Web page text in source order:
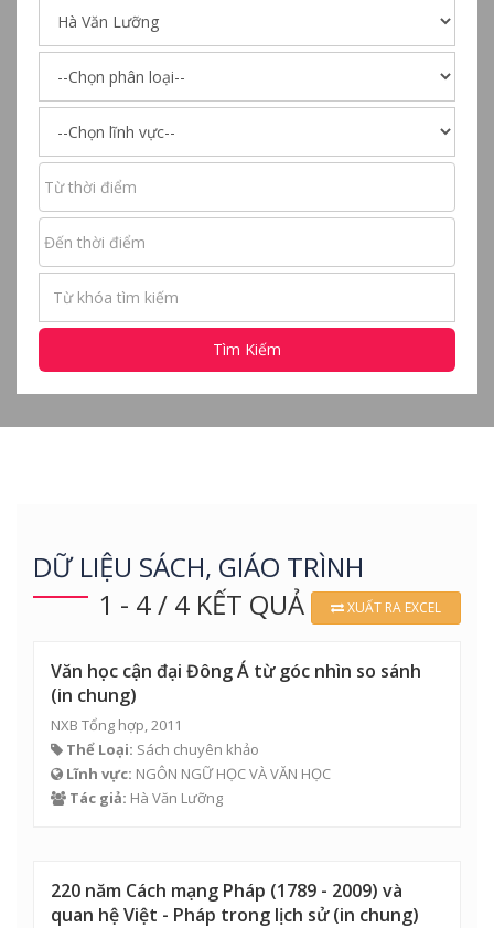
Tìm Kiếm
DỮ LIỆU SÁCH, GIÁO TRÌNH
1 - 4 / 4 KẾT QUẢ
XUẤT RA EXCEL
Văn học cận đại Đông Á từ góc nhìn so sánh
(in chung)
NXB Tổng hợp, 2011
Thể Loại: Sách chuyên khảo
Lĩnh vực: NGÔN NGỮ HỌC VÀ VĂN HỌC
Tác giả: Hà Văn Lưỡng
220 năm Cách mạng Pháp (1789 - 2009) và
quan hệ Việt - Pháp trong lịch sử (in chung)